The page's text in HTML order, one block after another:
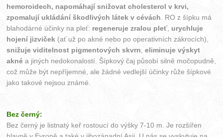
hemoroidech, napomáhají snižovat cholesterol v krvi,
zpomalují ukládání škodlivých látek v cévách . RO z šípku má
blahodárné účinky na pleť: regeneruje zralou pleť urychluje
hojení jizviček (ať už po akné nebo po operativních zákrocích),
snižuje viditelnost pigmentových skvrn ,eliminuje výskyt
akné a jiných nedokonalostí. Šípkový čaj působí silně močopudně,
což může být nepříjemné, ale žádné vedlejší účinky růže šípkové
jako takové nejsou známé.
Bez černý:
Bez černý je listnatý keř rostoucí do výšky 7-10 m. Je rozšířen